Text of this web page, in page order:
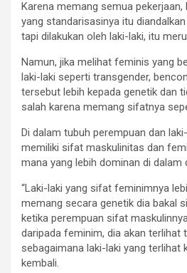
Karena memang semua pekerjaan,
yang standarisasinya itu
tapi dilakukan oleh laki-laki, itu
Namun, jika melihat feminis yang
laki-laki seperti transgender,
tersebut lebih kepada genetik dan
salah karena memang sifatnya
Di dalam tubuh perempuan dan
memiliki sifat maskulinitas dan
mana yang lebih dominan di dalam
“Laki-laki yang sifat feminimnya
memang secara genetik dia bakal
ketika perempuan sifat
daripada feminim, dia akan terlihat
sebagaimana laki-laki yang terlihat
kembali.